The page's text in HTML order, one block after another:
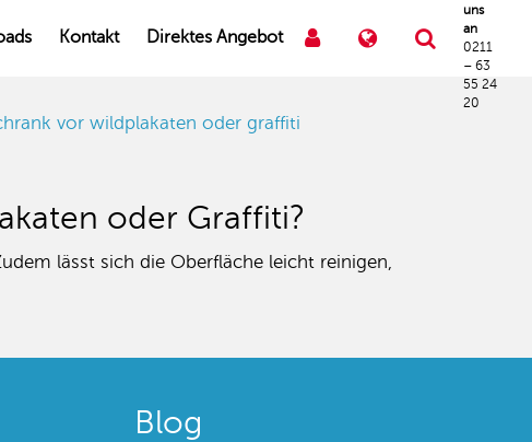
Kontakt Direktes Angebot
uns
an
0211
– 63
55 24
20
vor wildplakaten oder graffiti
oder Graffiti?
lässt sich die Oberfläche leicht reinigen,
Blog